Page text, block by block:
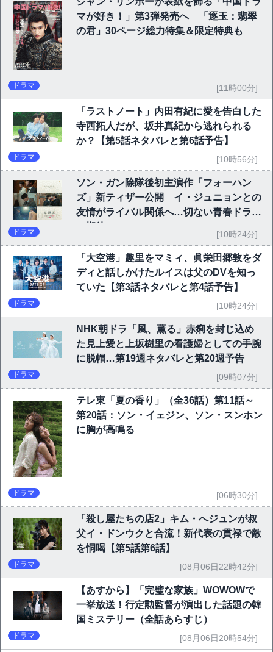
マが好き！」第3弾発売へ 「逐玉：翡翠
の君」30ページ総力特集＆限定特典も
ドラマ [11時00分]
「ラストノート」内田有紀に愛を告白した
寺西拓人だが、坂井真紀から逃れられる
か？【第5話ネタバレと第6話予告】
ドラマ [10時56分]
ソン・ガン除隊後初主演作「フォーハン
ズ」新ティザー公開 イ・ジュニョンとの
友情がライバル関係へ…切ない青春ドラマ
に期待
ドラマ [10時24分]
「大空港」趣里をマミィ、眞栄田郷敦をダ
ディと話しかけたルイスは父のDVを知っ
ていた【第3話ネタバレと第4話予告】
ドラマ [10時24分]
NHK朝ドラ「風、薫る」赤痢を封じ込め
た見上愛と上坂樹里の看護婦としての手腕
に脱帽…第19週ネタバレと第20週予告
ドラマ [09時07分]
テレ東「夏の香り」（全36話）第11話～
第20話：ソン・イェジン、ソン・スンホン
に胸が高鳴る
ドラマ [06時30分]
「殺し屋たちの店2」キム・へジュンが叔
父イ・ドンウクと合流！新代表の貫禄で敵
を恫喝【第5話第6話】
ドラマ [08月06日22時42分]
【あすから】「完璧な家族」WOWOWで
一挙放送！行定勲監督が演出した話題の韓
国ミステリー（全話あらすじ）
ドラマ [08月06日20時54分]